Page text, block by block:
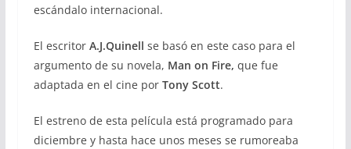
escándalo internacional.
El escritorA.J.Quinell se basó en este caso para el
argumento de su novela, Man on Fire, que fue
adaptada en el cine porTony Scott.
El estreno de esta película está programado para
diciembre y hasta hace unos meses se rumoreaba